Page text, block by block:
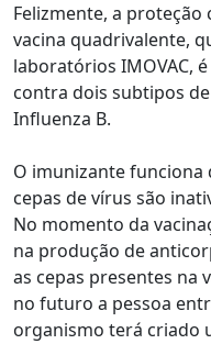
Felizmente, a proteção
vacina quadrivalente,
laboratórios IMOVAC,
contra dois subtipos
Influenza B.
O imunizante funciona
cepas de vírus são
No momento da
na produção de
as cepas presentes na
no futuro a pessoa
organismo terá criado